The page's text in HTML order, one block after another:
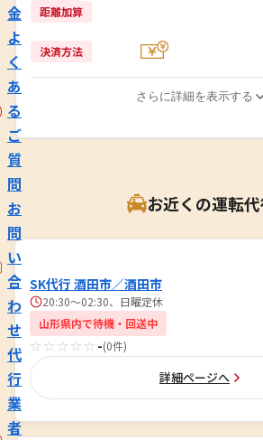
金
よ
く
あ
る
ご
質
問
お
問
い
合
わ
せ
代
行
業
者
距離加算
決済方法
さらに詳細を表示する
お近くの運転
SK代行 酒田市／酒田市
20:30〜02:30、日曜定休
山形県内で待機・回送中
☆☆☆☆☆ -(0件)
詳細ページへ